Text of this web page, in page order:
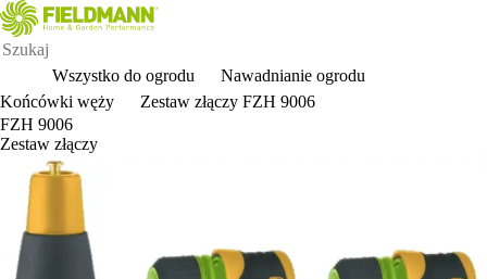
Wszystko do ogrodu
Nawadnianie ogrodu
Końcówki węży
Zestaw złączy FZH 9006
FZH 9006
Zestaw złączy